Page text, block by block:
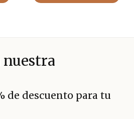
pueden
elegir
nuestra
de descuento para tu